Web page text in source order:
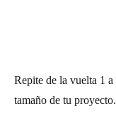
Repite de la vuelta 1 a
tamaño de tu proyecto.